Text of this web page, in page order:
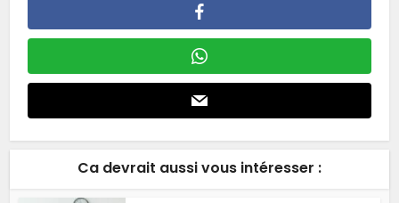
Ca devrait aussi vous intéresser :